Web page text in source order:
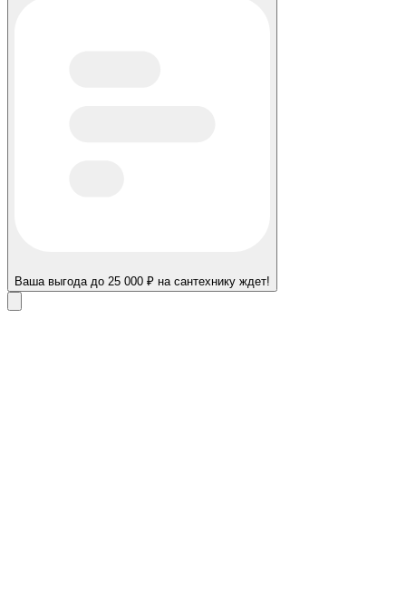
Ваша выгода до 25 000 ₽ на сантехнику ждет!